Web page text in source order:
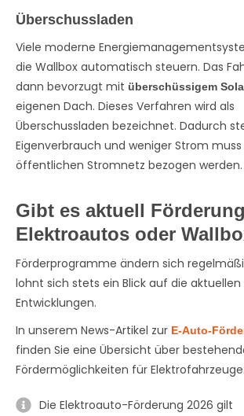
Überschussladen
Viele moderne
die Wallbox automatisch steuern. Das
dann bevorzugt mit überschüssigem
eigenen Dach. Dieses Verfahren wird als
Überschussladen bezeichnet. Dadurch
Eigenverbrauch und weniger Strom
öffentlichen Stromnetz bezogen werden.
Gibt es aktuell
Elektroautos oder
Förderprogramme ändern sich
lohnt sich stets ein Blick auf die aktuellen
Entwicklungen.
In unserem News-Artikel zur E-Auto-
finden Sie eine Übersicht über
Fördermöglichkeiten für Elektrofahrzeuge.
Die Elektroauto-Förderung 2026 gilt